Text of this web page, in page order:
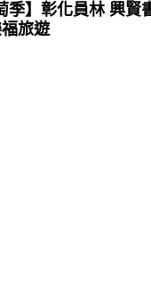
季】彰化員林 興
旅遊